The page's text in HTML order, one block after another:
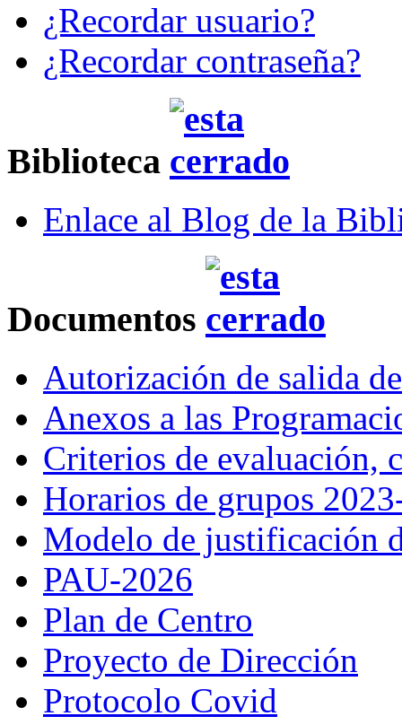
¿Recordar usuario?
¿Recordar contraseña?
Biblioteca
Enlace al Blog de la
Documentos
Autorización de salida
Anexos a las
Criterios de evaluación,
Horarios de grupos
Modelo de justificación
PAU-2026
Plan de Centro
Proyecto de Dirección
Protocolo Covid